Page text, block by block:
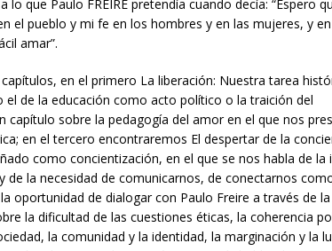
que Paulo FREIRE pretendía cuando decía: “Espero
el pueblo y mi fe en los hombres y en las mujeres, y
amar”.
en el primero La liberación: Nuestra tarea
de la educación como acto político o la traición del
capítulo sobre la pedagogía del amor en el que nos
en el tercero encontraremos El despertar de la
como concientización, en el que se nos habla de la
la necesidad de comunicarnos, de conectarnos
oportunidad de dialogar con Paulo Freire a través de la
la dificultad de las cuestiones éticas, la coherencia
la comunidad y la identidad, la marginación y la